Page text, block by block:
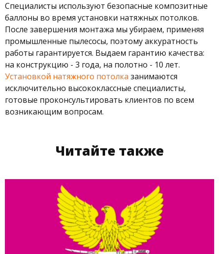
Специалисты используют безопасные композитные
баллоны во время установки натяжных потолков.
После завершения монтажа мы убираем, применяя
промышленные пылесосы, поэтому аккуратность
работы гарантируется. Выдаем гарантию качества:
на конструкцию - 3 года, на полотно - 10 лет.
Установкой натяжного потолка занимаются
исключительно высококлассные специалисты,
готовые проконсультировать клиентов по всем
возникающим вопросам.
Читайте также